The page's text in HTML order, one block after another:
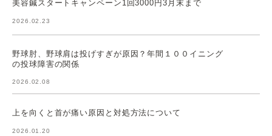
美容鍼スタートキャンペーン1回3000円3月末まで
2026.02.23
野球肘、野球肩は投げすぎが原因？年間１００イニング
の投球障害の関係
2026.02.08
上を向くと首が痛い原因と対処方法について
2026.01.20